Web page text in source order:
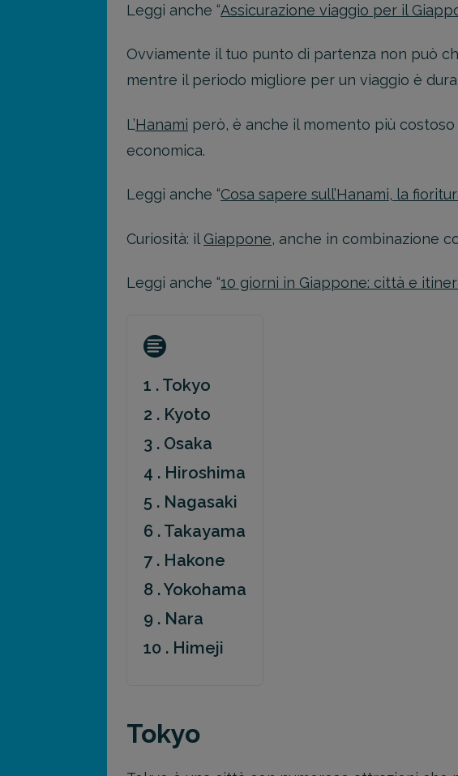
Leggi anche “Assicurazione viaggio per il
Ovviamente il tuo punto di partenza non può
mentre il periodo migliore per un viaggio è
L’Hanami però, è anche il momento più
economica.
Leggi anche “Cosa sapere sull’Hanami, la
Curiosità: il Giappone, anche in combinazione
Leggi anche “10 giorni in Giappone: città e
1 . Tokyo
2 . Kyoto
3 . Osaka
4 . Hiroshima
5 . Nagasaki
6 . Takayama
7 . Hakone
8 . Yokohama
9 . Nara
10 . Himeji
Tokyo